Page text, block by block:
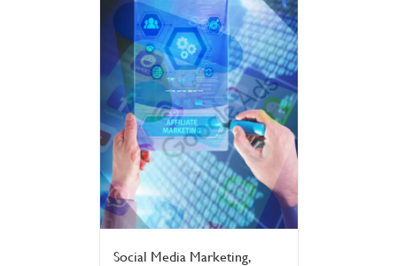
Social Media Marketing,